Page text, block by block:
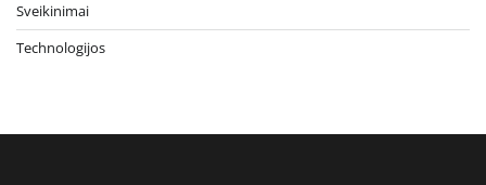
Sveikinimai
Technologijos